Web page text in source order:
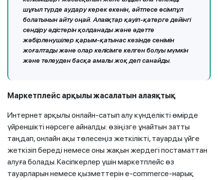
шұғыл түрде аудару керек екенін, әйтпесе өсімпұл
болатынын айту оңай. Алаяқтар қауіп-қатерге дейінгі
сендіру әдістерін қолданады және әдетте
жәбірленушілер қарым-қатынас кезінде сенімін
жоғалтады және олар келісімге келген болуы мүмкін
және төлеуден басқа амалы жоқ деп санайды.
Маркетплейс арқылы жасалатын алаяқтық
Интернет арқылы онлайн-сатып алу күнделікті өмірде
үйреншікті нәрсеге айналды: өзіңізге ұнайтын затты
таңдап, онлайн ақы төлесеңіз жеткілікті, тауарды үйге
жеткізіп береді немесе оны жақын жердегі постаматтан
алуға болады. Кәсіпкерлер үшін маркетплейс өз
тауарларын немесе қызметтерін e-commerce-нарық